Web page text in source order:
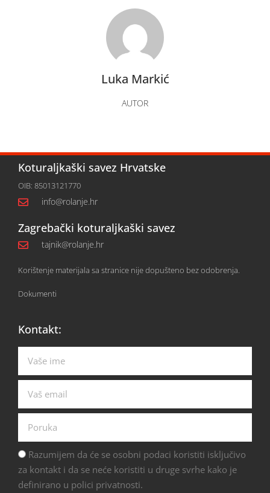
Luka Markić
AUTOR
Koturaljkaški savez Hrvatske
OIB: 85013121770
info@rolanje.hr
Zagrebački koturaljkaški savez
tajnik@rolanje.hr
Korištenje materijala sa stranice nije dopušteno bez odobrenja.
Dokumenti
Kontakt:
Razumijem da će se osobni podaci koristiti isključivo
za kontakt i da se neće koristiti u druge svrhe kako je
definirano u polici privatnosti.